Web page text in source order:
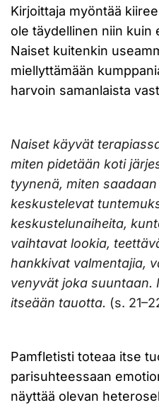
Kirjoittaja myöntää
ole täydellinen niin kuin
Naiset kuitenkin
miellyttämään
harvoin samanlaista
Naiset käyvät
miten pidetään koti
tyynenä, miten
keskustelevat
keskustelunaiheita,
vaihtavat lookia,
hankkivat valmentajia,
venyvät joka suuntaan.
itseään tauotta. (s.
Pamfletisti toteaa itse
parisuhteessaan
näyttää olevan